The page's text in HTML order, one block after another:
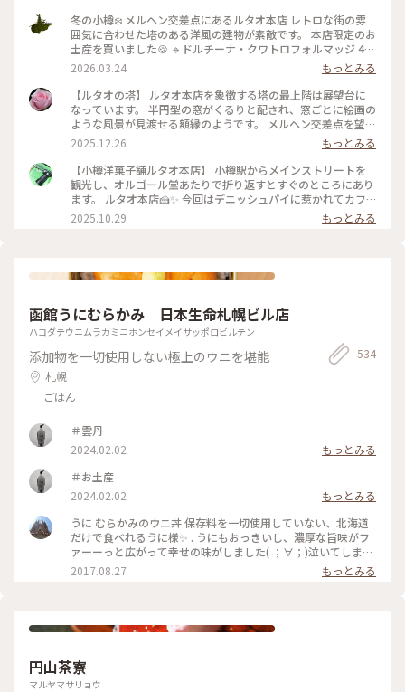
冬の小樽❄️ メルヘン交差点にあるルタオ本店 レトロな街の雰
囲気に合わせた塔のある洋風の建物が素敵です。 本店限定のお
土産を買いました🍪 🔹ドルチーナ・クワトロフォルマッジ 4種
のチーズとはちみつを練り込んだ生地に つぶつぶチーズを閉
じ込めたザクザク食感のクッキー 🔹ルボンフィナンシェ コク
のあるバターの風味にバニラの香り、焼き立てならではのサク
ッとした食感がとっても美味しい 2024年秋にオープンした運
河プラザ店（4枚目） ルタオ初のバーやカフェも併設されてい
2025.1.27撮影 #ことりっぷ北海道 #小樽 #レトロな街 #冬の北
海道 #雪の散策路 #限定スイーツ #おみやげ図鑑 #ルタオ #おや
つ時間
2026.03.24
もっとみる
【ルタオの塔】 ルタオ本店を象徴する塔の最上階は展望台に
なっています。 半円型の窓がくるりと配され、窓ごとに絵画の
ような風景が見渡せる額縁のようです。 メルヘン交差点を望む
窓からはノスタルジックな光景、小樽の山なみ、そして海。一
周でいろんな小樽の風景を楽しむ贅沢。 私のお気に入りは、
海が見える窓。 小樽の青い海と青い空が思い出になりまし
た。 展望台への螺旋階段も素敵。壁を飾るのは、ルタオの歴
史を物語るフォトやイラストでした。 誰でも自由に立ち寄れ
る、というのもうれしいですね♪ 1Fには見たこと聞いたこと
食べたことのあるルタオスイーツが並ぶショップ。 2Fには、
2025.12.26
もっとみる
【小樽洋菓子舗ルタオ本店】 小樽駅からメインストリートを
観光し、オルゴール堂あたりで折り返すとすぐのところにあり
ます。 ルタオ本店🍰✨ 今回はデニッシュパイに惹かれてカフ
ェ利用☕️ 冷めてもパリパリなデニッシュパイ、アップルパイは
思ったよりあっさりとしていて重くなく軽々食べられます🍎🍏
ドリンクもコーヒーだけでなく美瑛の牛乳やショコラミルク、
した。 １つからテイクアウトも可能なので食べ歩きに良さそ
う。 #北海道グルメ #小樽グルメ #小樽カフェ #小樽といった
らルタオ #デニッシュパイ #フロマージュ #アップルパイ #夕
張メロンソーダ #人気店 #パイ
2025.10.29 もっとみる
函館うにむらかみ 日本生命札幌ビル店
ハコダテウニムラカミニホンセイメイサッポロビルテン
添加物を一切使用しない極上のウニを堪能
札幌
ごはん
534
＃雲丹
2024.02.02
もっとみる
＃お土産
2024.02.02
もっとみる
うに むらかみのウニ丼 保存料を一切使用していない、北海道
だけで食べれるうに様✨ . うにもおっきいし、濃厚な旨味がフ
ァーーっと広がって幸せの味がしました( ；∀；)泣いてしまい
上司に爆笑された笑 北海道いけたらまた絶対食す！！ #北海道
#札幌駅 #札幌 #うに
2017.08.27 もっとみる
円山茶寮
マルヤマサリョウ